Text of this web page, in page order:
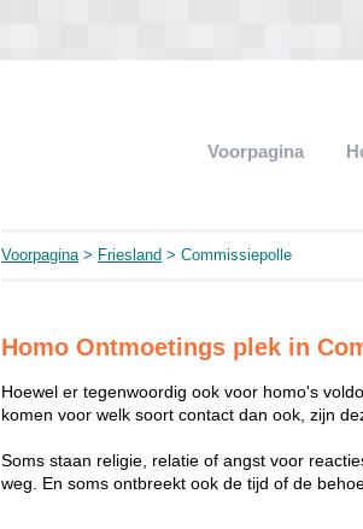
Voorpagina
Voorpagina> Friesland > Commissiepolle
Homo Ontmoetings plek in
Hoewel er tegenwoordig ook voor homo's
komen voor welk soort contact dan ook, zijn
Soms staan religie, relatie of angst voor
weg. En soms ontbreekt ook de tijd of de